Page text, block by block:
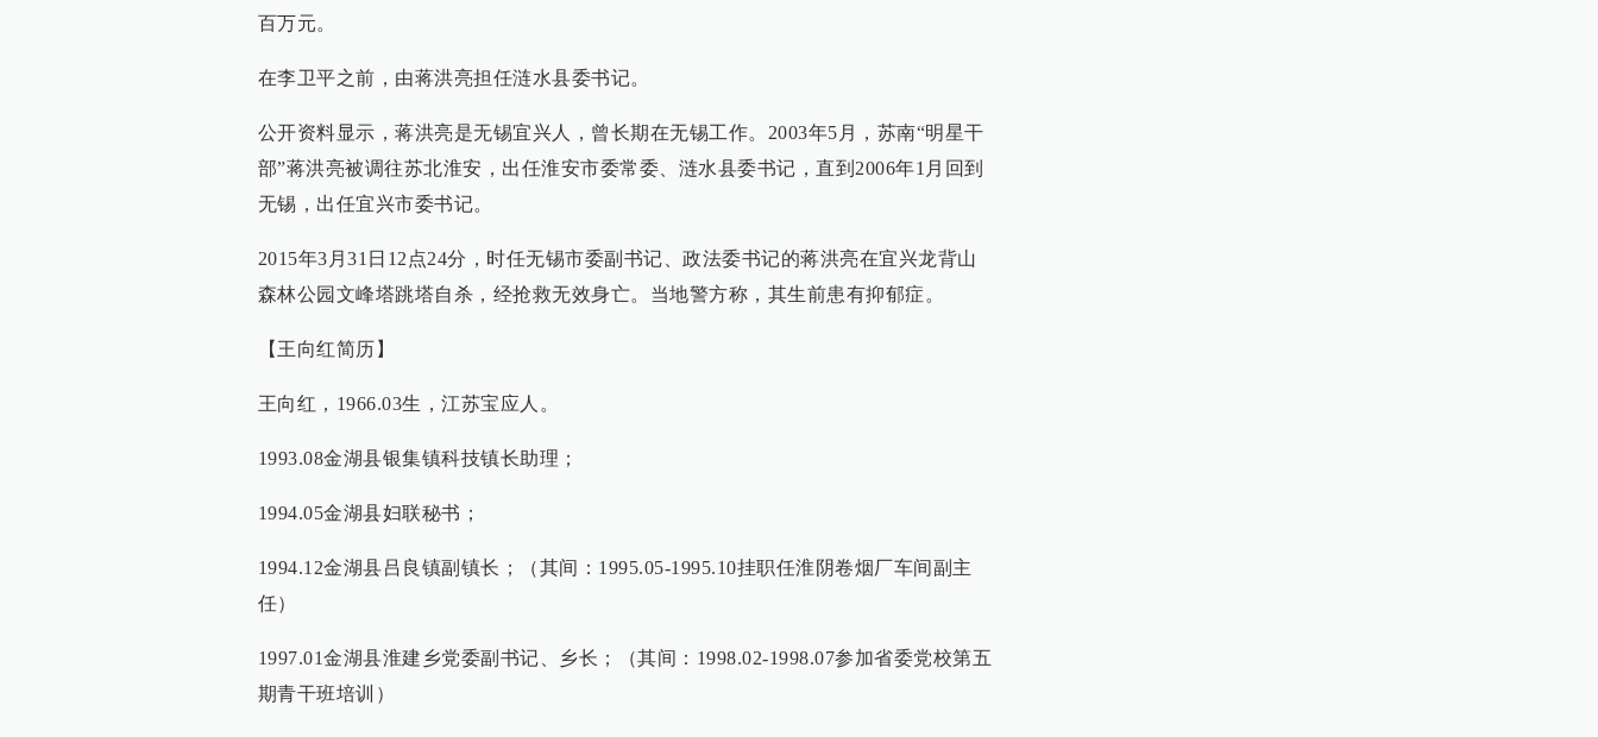
百万元。
在李卫平之前，由蒋洪亮担任涟水县委书记。
公开资料显示，蒋洪亮是无锡宜兴人，曾长期在无锡工作。2003年5月，苏南“明星干
部”蒋洪亮被调往苏北淮安，出任淮安市委常委、涟水县委书记，直到2006年1月回到
无锡，出任宜兴市委书记。
2015年3月31日12点24分，时任无锡市委副书记、政法委书记的蒋洪亮在宜兴龙背山
森林公园文峰塔跳塔自杀，经抢救无效身亡。当地警方称，其生前患有抑郁症。
【王向红简历】
王向红，1966.03生，江苏宝应人。
1993.08金湖县银集镇科技镇长助理；
1994.05金湖县妇联秘书；
1994.12金湖县吕良镇副镇长；（其间：1995.05-1995.10挂职任淮阴卷烟厂车间副主
任）
1997.01金湖县淮建乡党委副书记、乡长；（其间：1998.02-1998.07参加省委党校第五
期青干班培训）